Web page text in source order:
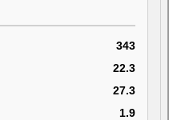
343
22.3
27.3
1.9